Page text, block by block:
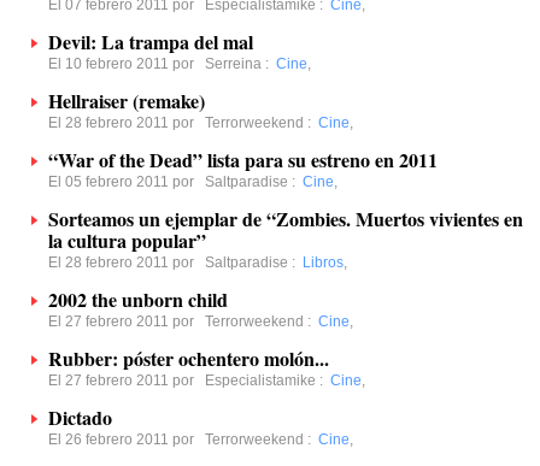
El 07 febrero 2011 por Especialistamike : Cine,
Devil: La trampa del mal
El 10 febrero 2011 por Serreina : Cine,
Hellraiser (remake)
El 28 febrero 2011 por Terrorweekend : Cine,
“War of the Dead” lista para su estreno en 2011
El 05 febrero 2011 por Saltparadise : Cine,
Sorteamos un ejemplar de “Zombies. Muertos vivientes en
la cultura popular”
El 28 febrero 2011 por Saltparadise : Libros,
2002 the unborn child
El 27 febrero 2011 por Terrorweekend : Cine,
Rubber: póster ochentero molón...
El 27 febrero 2011 por Especialistamike : Cine,
Dictado
El 26 febrero 2011 por Terrorweekend : Cine,